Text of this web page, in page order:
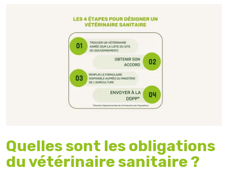
Quelles sont les obligations
du vétérinaire sanitaire ?